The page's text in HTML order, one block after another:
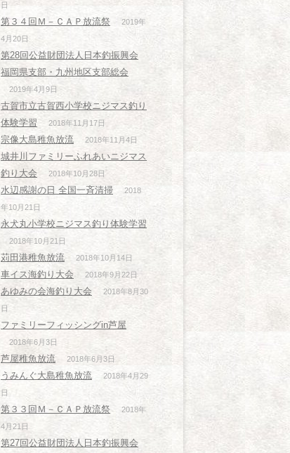
日
第３４回Ｍ－ＣＡＰ放流祭
2019年
4月20日
第28回公益財団法人日本釣振興会
福岡県支部・九州地区支部総会
2019年4月9日
古賀市立古賀西小学校ニジマス釣り
体験学習
2018年11月17日
宗像大島稚魚放流 2018年11月4日
城井川ファミリーふれあいニジマス
釣り大会
2018年10月28日
水辺感謝の日 全国一斉清掃
2018
年10月21日
永犬丸小学校ニジマス釣り体験学習
2018年10月21日
苅田港稚魚放流 2018年10月14日
車イス海釣り大会 2018年9月22日
あゆみの会海釣り大会
2018年8月30
日
ファミリーフィッシングin芦屋
2018年6月3日
芦屋稚魚放流 2018年6月3日
うみんぐ大島稚魚放流
2018年4月29
日
第３３回Ｍ－ＣＡＰ放流祭
2018年
4月21日
第27回公益財団法人日本釣振興会